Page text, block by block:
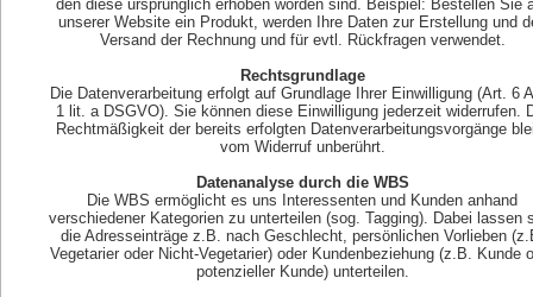
den diese ursprünglich erhoben worden sind. Beispiel: Bestellen Sie
unserer Website ein Produkt, werden Ihre Daten zur Erstellung und
Versand der Rechnung und für evtl. Rückfragen verwendet.
Rechtsgrundlage
Die Datenverarbeitung erfolgt auf Grundlage Ihrer Einwilligung (Art. 6
1 lit. a DSGVO). Sie können diese Einwilligung jederzeit widerrufen.
Rechtmäßigkeit der bereits erfolgten Datenverarbeitungsvorgänge
vom Widerruf unberührt.
Datenanalyse durch die WBS
Die WBS ermöglicht es uns Interessenten und Kunden anhand
verschiedener Kategorien zu unterteilen (sog. Tagging). Dabei lassen
die Adresseinträge z.B. nach Geschlecht, persönlichen Vorlieben
Vegetarier oder Nicht-Vegetarier) oder Kundenbeziehung (z.B. Kunde
potenzieller Kunde) unterteilen.